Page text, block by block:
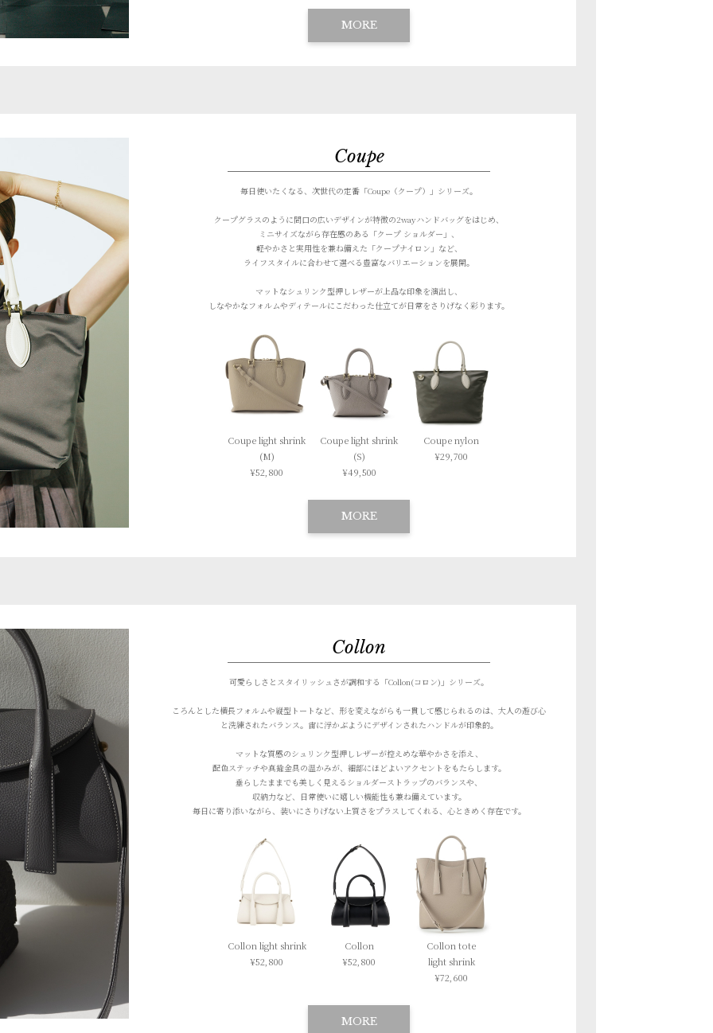
MORE
Coupe
毎日使いたくなる、次世代の定番「Coupe（クープ）」シリーズ。
クープグラスのように間口の広いデザインが特徴の2wayハンドバッグをはじめ、
ミニサイズながら存在感のある「クープ ショルダー」、
軽やかさと実用性を兼ね備えた「クープナイロン」など、
ライフスタイルに合わせて選べる豊富なバリエーションを展開。
マットなシュリンク型押しレザーが上品な印象を演出し、
しなやかなフォルムやディテールにこだわった仕立てが日常をさりげなく彩ります。
Coupe light shrink
(M)
¥52,800
Coupe light shrink
(S)
¥49,500
Coupe nylon
¥29,700
MORE
Collon
可愛らしさとスタイリッシュさが調和する 「Collon(コロン)」シリーズ。
ころんとした横長フォルムや縦型トートなど、形を変えながらも一貫して感じられるのは、大人の遊び心
と洗練されたバランス。 宙に浮かぶようにデザインされたハンドルが印象的。
マットな質感のシュリンク型押しレザーが控えめな華やかさを添え、
配色ステッチや真鍮金具の温かみが、 細部にほどよいアクセントをもたらします。
垂らしたままでも美しく見えるショルダーストラップのバランスや、
収納力など、日常使いに嬉しい機能性も兼ね備えています。
毎日に寄り添いながら、装いにさりげない上質さをプラスしてくれる、 心ときめく存在です。
Collon light shrink
¥52,800
Collon
¥52,800
Collon tote
light shrink
¥72,600
MORE